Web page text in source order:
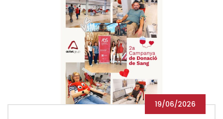
19/06/2026